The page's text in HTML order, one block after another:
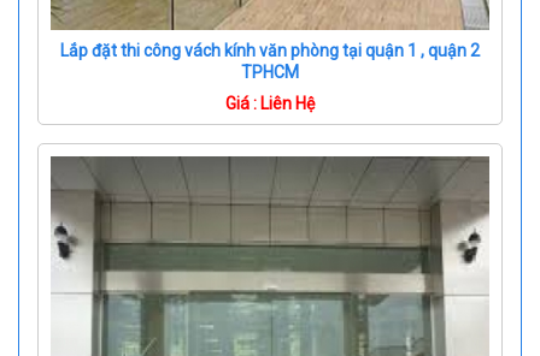
Lắp đặt thi công vách kính văn phòng tại quận 1 , quận 2
TPHCM
Giá : Liên Hệ